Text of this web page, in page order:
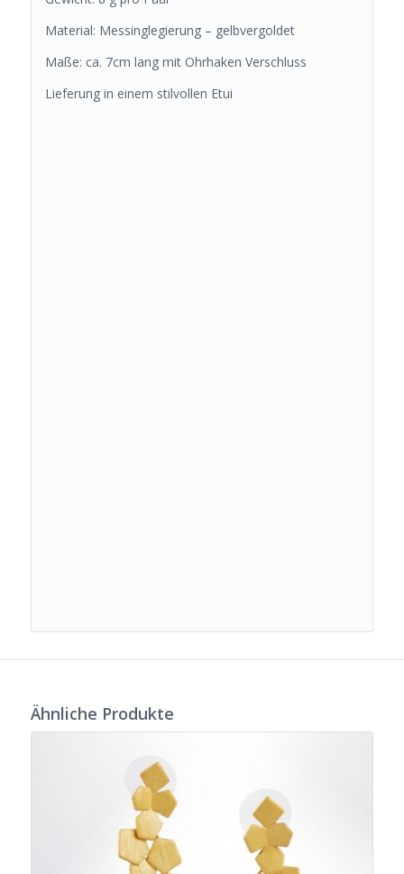
Material: Messinglegierung – gelbvergoldet
Maße: ca. 7cm lang mit Ohrhaken Verschluss
Lieferung in einem stilvollen Etui
Ähnliche Produkte